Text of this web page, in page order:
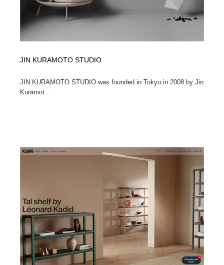
JIN KURAMOTO STUDIO
JIN KURAMOTO STUDIO was founded in Tokyo in 2008 by Jin
Kuramot...